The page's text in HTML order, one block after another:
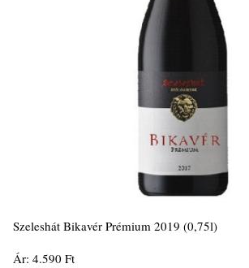
Szeleshát Bikavér Prémium 2019 (0,75l)
Ár: 4.590 Ft